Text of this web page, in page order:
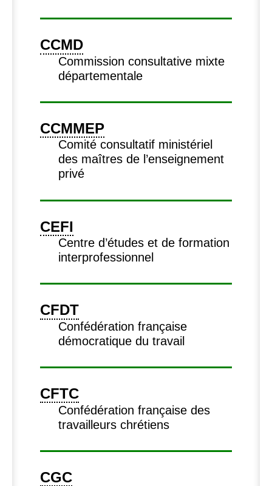
CCMD
Commission consultative mixte
départementale
CCMMEP
Comité consultatif ministériel
des maîtres de l’enseignement
privé
CEFI
Centre d’études et de formation
interprofessionnel
CFDT
Confédération française
démocratique du travail
CFTC
Confédération française des
travailleurs chrétiens
CGC